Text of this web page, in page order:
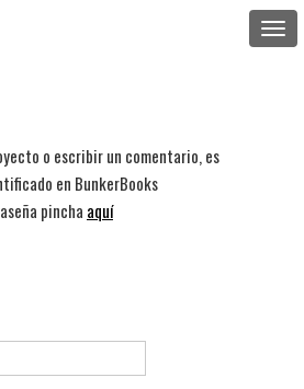
o escribir un comentario, es
en BunkerBooks
pincha aquí